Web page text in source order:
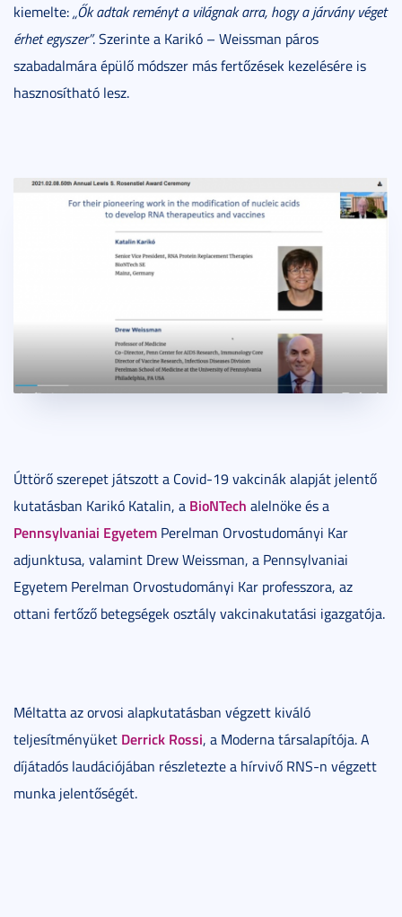
kiemelte:„Ők adtak reményt a világnak arra, hogy a járvány véget
érhet egyszer”. Szerinte a Karikó – Weissman páros
szabadalmára épülő módszer más fertőzések kezelésére is
hasznosítható lesz.
Úttörő szerepet játszott a Covid-19 vakcinák alapját jelentő
kutatásban Karikó Katalin, a BioNTech alelnöke és a
Pennsylvaniai Egyetem Perelman Orvostudományi Kar
adjunktusa, valamint Drew Weissman, a Pennsylvaniai
Egyetem Perelman Orvostudományi Kar professzora, az
ottani fertőző betegségek osztály vakcinakutatási igazgatója.
Méltatta az orvosi alapkutatásban végzett kiváló
teljesítményüket Derrick Rossi, a Moderna társalapítója. A
díjátadós laudációjában részletezte a hírvivő RNS-n végzett
munka jelentőségét.